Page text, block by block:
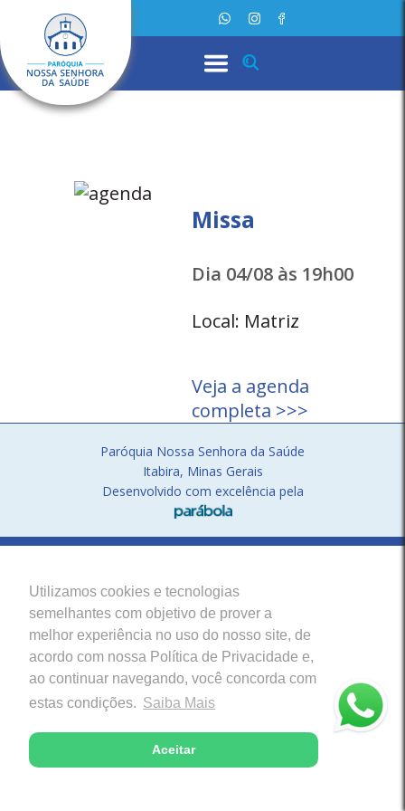
Utilizamos cookies e tecnologias
semelhantes com objetivo de prover a
melhor experiência no uso do nosso site, de
acordo com nossa Política de Privacidade e,
ao continuar navegando, você concorda com
estas condições. Saiba Mais
Aceitar
Missa
Dia 04/08 às 19h00
Local: Matriz
Veja a agenda
completa >>>
Paróquia Nossa Senhora da Saúde
Itabira, Minas Gerais
Desenvolvido com excelência pela